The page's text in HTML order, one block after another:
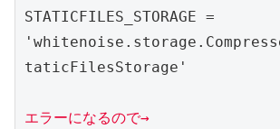
STATICFILES_STORAGE =
taticFilesStorage'
エラーになるので→